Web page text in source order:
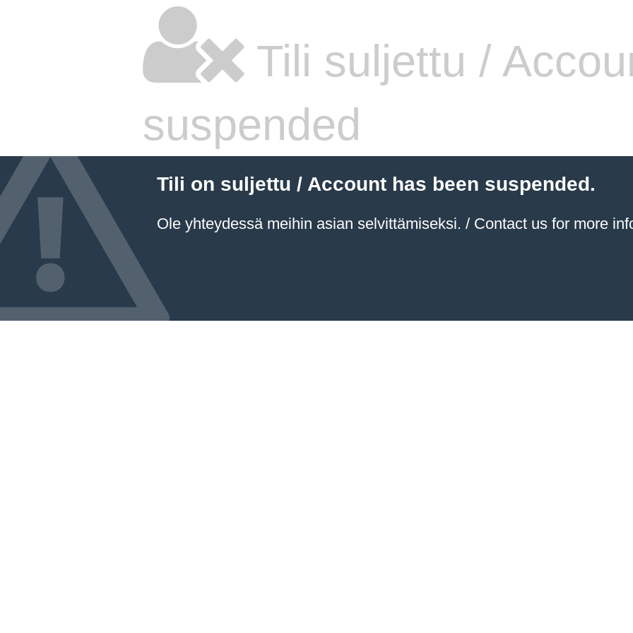
Tili suljettu /
suspended
Tili on suljettu / Account has been suspended.
Ole yhteydessä meihin asian selvittämiseksi. / Contact us for more